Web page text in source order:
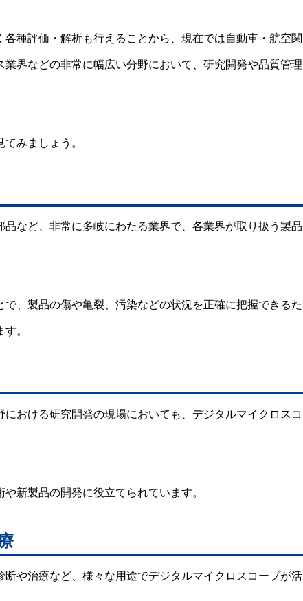
種評価・解析も行えることから、現在では自動車・航空関
界などの非常に幅広い分野において、研究開発や品質管理
みましょう。
など、非常に多岐にわたる業界で、各業界が取り扱う製品
、製品の傷や亀裂、汚染などの状況を正確に把握できるた
。
おける研究開発の現場においても、デジタルマイクロスコ
新製品の開発に役立てられています。
や治療など、様々な用途でデジタルマイクロスコープが活